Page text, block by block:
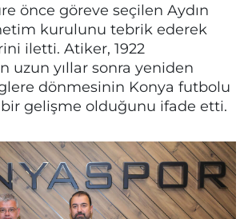
önce göreve seçilen Aydın
kurulunu tebrik ederek
iletti. Atiker, 1922
uzun yıllar sonra yeniden
dönmesinin Konya futbolu
gelişme olduğunu ifade etti.